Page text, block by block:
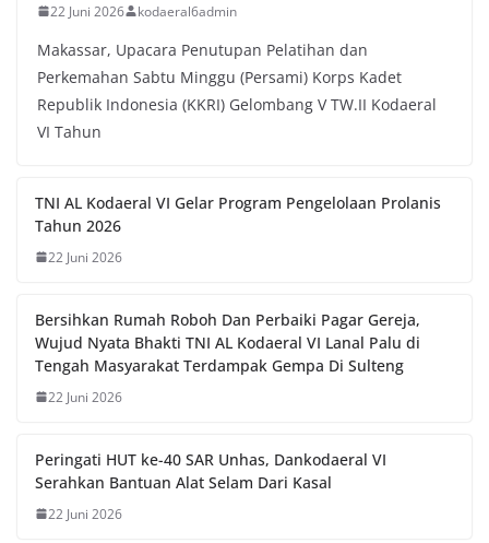
22 Juni 2026 kodaeral6admin
Makassar, Upacara Penutupan Pelatihan dan
Perkemahan Sabtu Minggu (Persami) Korps Kadet
Republik Indonesia (KKRI) Gelombang V TW.II Kodaeral
VI Tahun
TNI AL Kodaeral VI Gelar Program Pengelolaan Prolanis
Tahun 2026
22 Juni 2026
Bersihkan Rumah Roboh Dan Perbaiki Pagar Gereja,
Wujud Nyata Bhakti TNI AL Kodaeral VI Lanal Palu di
Tengah Masyarakat Terdampak Gempa Di Sulteng
22 Juni 2026
Peringati HUT ke-40 SAR Unhas, Dankodaeral VI
Serahkan Bantuan Alat Selam Dari Kasal
22 Juni 2026